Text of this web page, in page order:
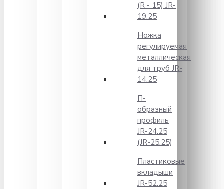
(R - 15) JR-
19.25
Ножка
регулируемая
металлическая
для труб JR-
14.25
П-
образный
профиль
JR-24.25
(JR-25.25)
Пластиковые
вкладыши
JR-52.25